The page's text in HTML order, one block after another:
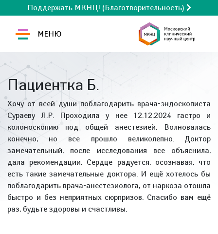
Поддержать МКНЦ! (Благотворительность)
МЕНЮ
Пациентка Б.
Хочу от всей души поблагодарить врача-эндоскописта
Сураеву Л.Р. Проходила у нее 12.12.2024 гастро и
колоноскопию под общей анестезией. Волновалась
конечно, но все прошло великолепно. Доктор
замечательный, после исследования все объяснила,
дала рекомендации. Сердце радуется, осознавая, что
есть такие замечательные доктора. И ещё хотелось бы
поблагодарить врача-анестезиолога, от наркоза отошла
быстро и без неприятных сюрпризов. Спасибо вам ещё
раз, будьте здоровы и счастливы.